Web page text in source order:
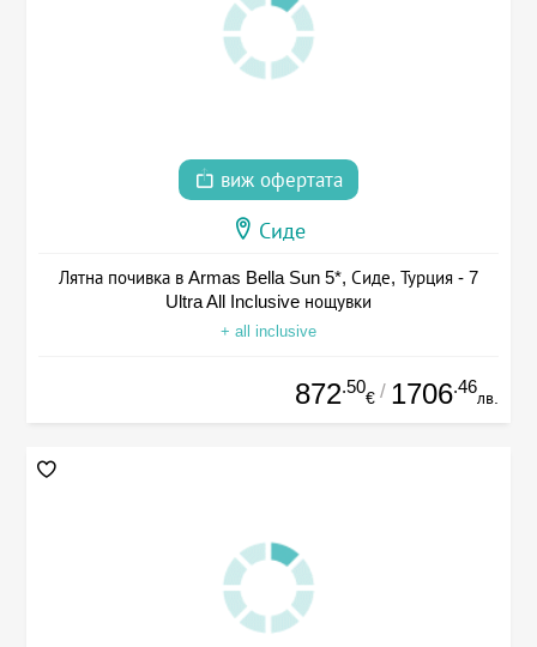
виж офертата
Сиде
Лятна почивка в Armas Bella Sun 5*, Сиде, Турция - 7
Ultra All Inclusive нощувки
+ all inclusive
872.50
€ / 1706.46
лв.